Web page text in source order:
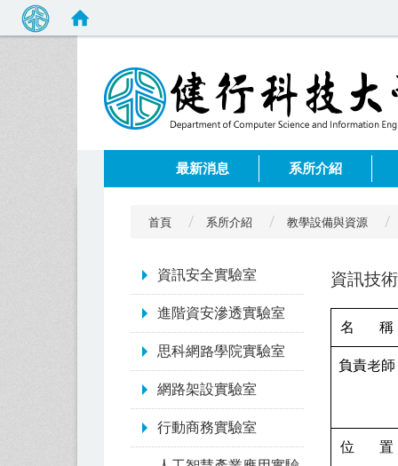
最新消息 系所介紹
首頁 系所介紹 教學設備與資源
資訊安全實驗室
進階資安滲透實驗室
思科網路學院實驗室
網路架設實驗室
行動商務實驗室
資訊技
名 稱
負責老師
位 置